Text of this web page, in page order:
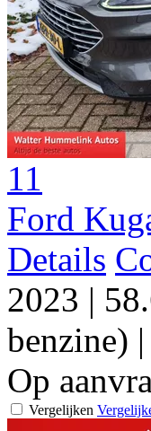
11
Ford
Details
2023 |
benzine) |
Op
Vergelijken